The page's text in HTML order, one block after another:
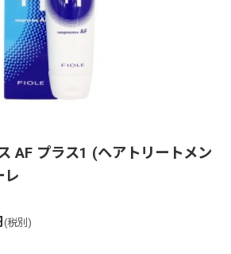
AF プラス1 (ヘアトリートメン
レ
(税別)